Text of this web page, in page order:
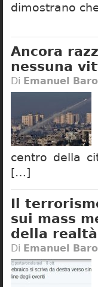
dimostrano
Ancora
nessuna
Di Emanuel
centro della
[…]
Il
sui mass
della realtà
Di Emanuel